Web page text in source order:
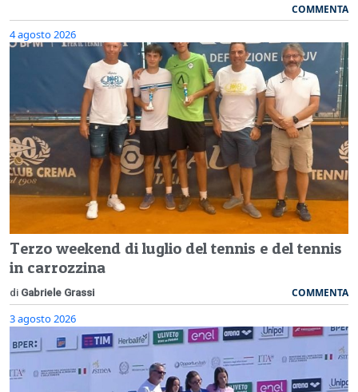
COMMENTA
4 agosto 2026
Terzo weekend di luglio del tennis e del tennis
in carrozzina
di Gabriele Grassi COMMENTA
3 agosto 2026